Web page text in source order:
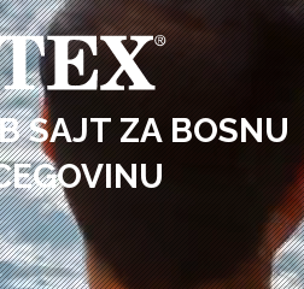
SAJT ZA BOSNU